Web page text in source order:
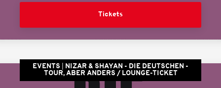
Tickets
EVENTS
NIZAR & SHAYAN - DIE DEUTSCHEN -
TOUR, ABER ANDERS / LOUNGE-TICKET